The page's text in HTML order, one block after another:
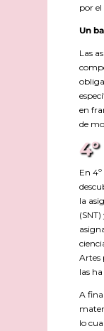
por
Un
Las
en
de
En
la
Artes
las
A
lo